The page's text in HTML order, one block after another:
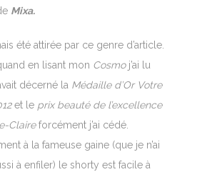
Mixa.
été attirée par ce genre d’article.
en lisant mon Cosmoj’ai lu
décerné la Médaille d’Or Votre
et le prix beauté de l’excellence
Claireforcément j’ai cédé.
à la fameuse gaine (que je n’ai
à enfiler) le shorty est facile à